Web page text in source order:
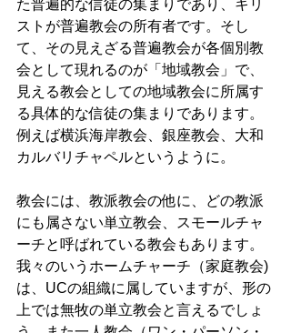
た普遍的な信徒の集まりであり、キリ
ストが普遍教会の所有者です。そし
て、その見えざる普遍教会が各個別教
会として現れるのが「地域教会」で、
見える教会としての地域教会に所属す
る具体的な信徒の集まりであります。
例えば横浜海岸教会、銀座教会、大和
カルバリチャペルというように。
教会には、教派教会の他に、どの教派
にも属さない単立教会、スモールチャ
ーチと呼ばれている教会もあります。
我々のいうホームチャーチ（家庭教会)
は、UCの組織に属していますが、形の
上では無牧の単立教会と言えるでしょ